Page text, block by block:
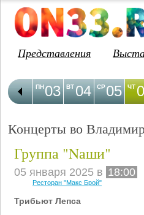
Представления
03
ПН 04
ВТ 05
СР ЧТ
Концерты во
Группа "Nаши"
05 января 2025 в 18:00
Ресторан "Макс Брой"
Трибьют Лепса